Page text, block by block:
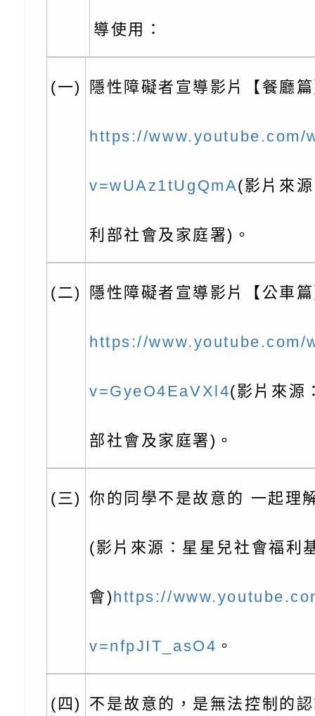
知能研習」
學辦理「音樂班第
樂會-憶起玩樂」
檢送桃園市政府家庭
「小桃家5月課程資
子的人際必修課」、
檢送「小桃家幸福+
實體座談會」海報
函轉臺北市勞動力重
(星期六)下午2時至5
立臺灣科學教育館（
林區士商路189號）
理「115年度515國
導及系列座談活動」
檢送本市115學年度
術才能音樂班鑑定二
章
函轉本府新聞處115
安全宣導
檢送本府新聞處115
安全宣導
有關衛生福利部辦理
逆境少年家庭支持服
北、中、南共3場次
訓練
轉知社團法人中華民
少意見交流大會」簡
月至8月舉辦「空間
多元文化遊戲室之規
造」、「阿德勒心理
學諮商輔導的應用」
不只是遊戲 - 兒童遊
檢送行政院新聞傳
月份公共服務政策溝
訊
桃園市龜山區大坑國
理114學年度整合性
育講座「爸媽不暴走
成長」
台灣遊戲治療學會
日舉辦「空間的療癒
文化遊戲室之規畫與
檢送衛生福利部「政
材應注意之可及性格
有關本市桃園區中埔
情緒管理訓練-獨輪
施計畫」
「生命教育議題深化
議題論壇與生命塔羅
檢送LED跑馬燈文字
託播影片
有關教育部特殊教育
團學前及國中小身障
有關國立臺中教育大
導使用：
(一) 隱性障礙者宣導影片【餐廳
https://www.youtube.com/
v=wUAz1tUgQmA(影片來
利部社會及家庭署)。
(二) 隱性障礙者宣導影片【公車
https://www.youtube.com/
v=GyeO4EaVXl4(影片來源
部社會及家庭署)。
(三) 你的同學不是故意的 一起理
(影片來源：星星兒社會福利
會) https://
v=nfpJIT_asO4 。
(四) 不是故意的，是無法控制的